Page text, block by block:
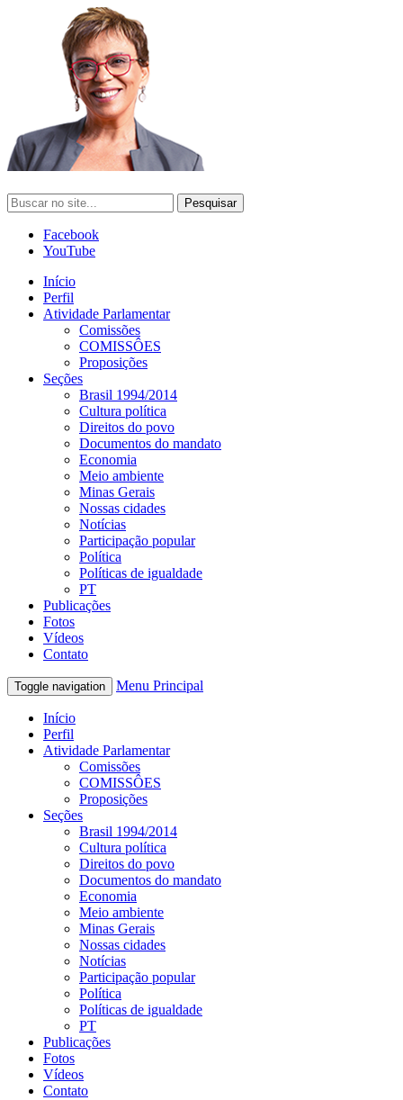
Facebook
YouTube
Início
Perfil
Atividade Parlamentar
Comissões
COMISSÔES
Proposições
Seções
Brasil 1994/2014
Cultura política
Direitos do povo
Documentos do mandato
Economia
Meio ambiente
Minas Gerais
Nossas cidades
Notícias
Participação popular
Política
Políticas de igualdade
PT
Publicações
Fotos
Vídeos
Contato
Toggle navigation Menu Principal
Início
Perfil
Atividade Parlamentar
Comissões
COMISSÔES
Proposições
Seções
Brasil 1994/2014
Cultura política
Direitos do povo
Documentos do mandato
Economia
Meio ambiente
Minas Gerais
Nossas cidades
Notícias
Participação popular
Política
Políticas de igualdade
PT
Publicações
Fotos
Vídeos
Contato